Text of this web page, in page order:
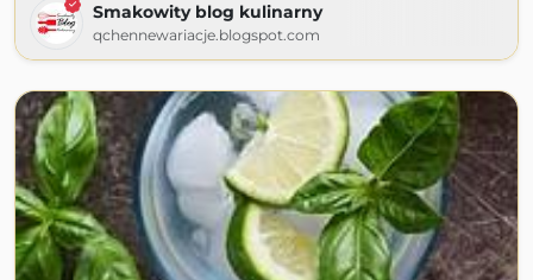
Smakowity blog kulinarny
qchennewariacje.blogspot.com